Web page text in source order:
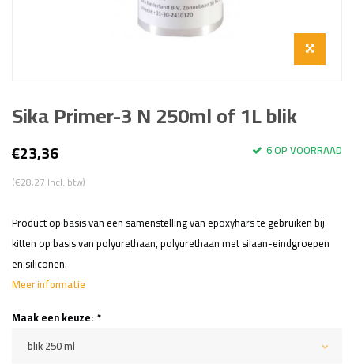
Sika Primer-3 N 250ml of 1L blik
€23,36
(€28,27 Incl. btw)
6 OP VOORRAAD
Product op basis van een samenstelling van epoxyhars te gebruiken bij
kitten op basis van polyurethaan, polyurethaan met silaan-eindgroepen
en siliconen.
Meer informatie
Maak een keuze: *
blik 250 ml